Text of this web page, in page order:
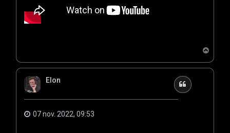
a
u
Elon Citation
07 nov. 2022, 09:53